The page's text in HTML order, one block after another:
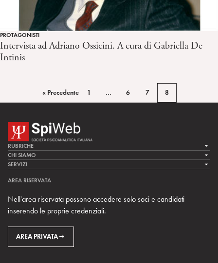
PROTAGONISTI
Intervista ad Adriano Ossicini. A cura di Gabriella De
Intinis
« Precedente 1 … 6 7 8
RUBRICHE
LA CURA
LA RICERCA
MULTIMEDIA
CHI SIAMO
LA SPI
TEAM DI SPIWEB
CONTATTI
RIVISTE
SERVIZI
ARCHIVIO STORICO
AREA RISERVATA
Nell'area riservata possono accedere solo soci e candidati
inserendo le proprie credenziali.
AREA PRIVATA